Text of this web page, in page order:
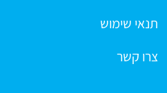
תנאי שימוש
צרו קשר